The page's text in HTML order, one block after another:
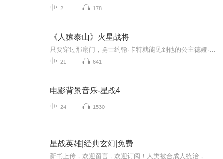
2 178
《人猿泰山》火星战将
21 641
电影背景音乐-星战4
24 1530
星战英雄|经典玄幻|免费